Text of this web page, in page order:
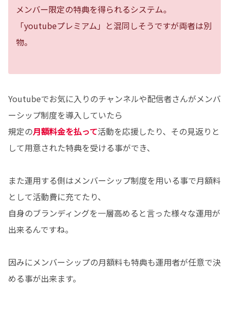
メンバー限定の特典を得られるシステム。
「youtubeプレミアム」と混同しそうですが両者は別
物。
Youtubeでお気に入りのチャンネルや配信者さんがメンバ
ーシップ制度を導入していたら
規定の月額料金を払って活動を応援したり、その見返りと
して用意された特典を受ける事ができ、
また運用する側はメンバーシップ制度を用いる事で月額料
として活動費に充てたり、
自身のブランディングを一層高めると言った様々な運用が
出来るんですね。
因みにメンバーシップの月額料も特典も運用者が任意で決
める事が出来ます。